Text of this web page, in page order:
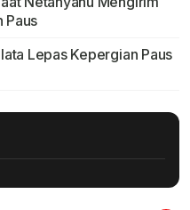
Paus
Lepas Kepergian Paus